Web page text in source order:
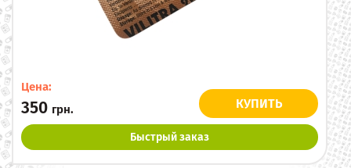
Цена:
350 грн. КУПИТЬ
Быстрый заказ